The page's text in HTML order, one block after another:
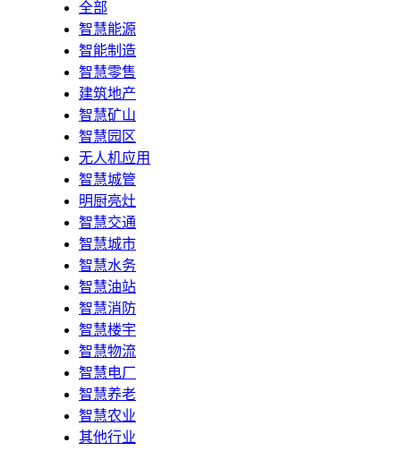
全部
智慧能源
智能制造
智慧零售
建筑地产
智慧矿山
智慧园区
无人机应用
智慧城管
明厨亮灶
智慧交通
智慧城市
智慧水务
智慧油站
智慧消防
智慧楼宇
智慧物流
智慧电厂
智慧养老
智慧农业
其他行业